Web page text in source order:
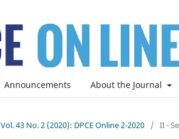
Announcements About the Journal
Vol. 43 No. 2 (2020): DPCE Online 2-2020 / II -